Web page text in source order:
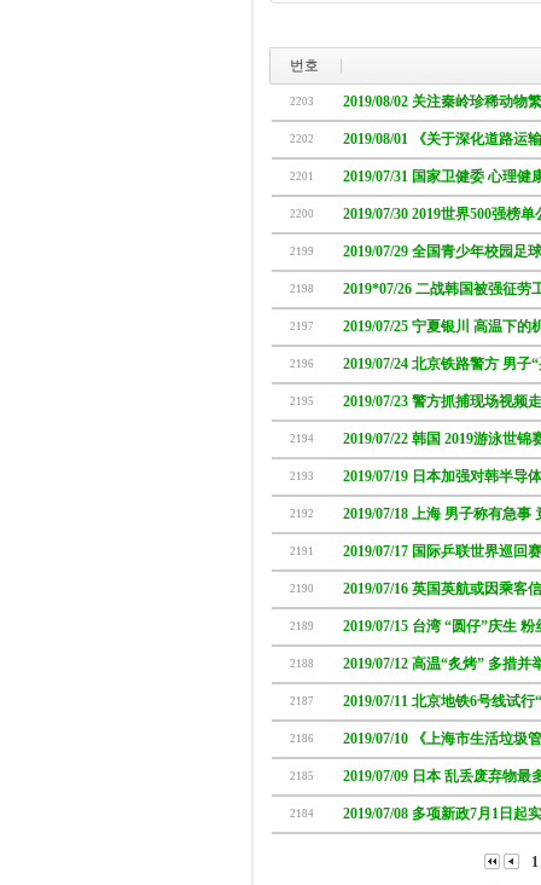
번호
2203 2019/08/02 关注秦岭珍稀动物
2202 2019/08/01 《关于深化道路运
2201 2019/07/31 国家卫健委 心理健
2200 2019/07/30 2019世界500强榜
2199 2019/07/29 全国青少年校园足
2198 2019*07/26 二战韩国被强征
2197 2019/07/25 宁夏银川 高温下的
2196 2019/07/24 北京铁路警方 男
2195 2019/07/23 警方抓捕现场视频
2194 2019/07/22 韩国 2019游泳世
2193 2019/07/19 日本加强对韩半导
2192 2019/07/18 上海 男子称有急事
2191 2019/07/17 国际乒联世界巡回
2190 2019/07/16 英国英航或因乘客
2189 2019/07/15 台湾 “圆仔”庆生
2188 2019/07/12 高温“炙烤” 多措并
2187 2019/07/11 北京地铁6号线试行
2186 2019/07/10 《上海市生活垃圾
2185 2019/07/09 日本 乱丢废弃物最
2184 2019/07/08 多项新政7月1日起